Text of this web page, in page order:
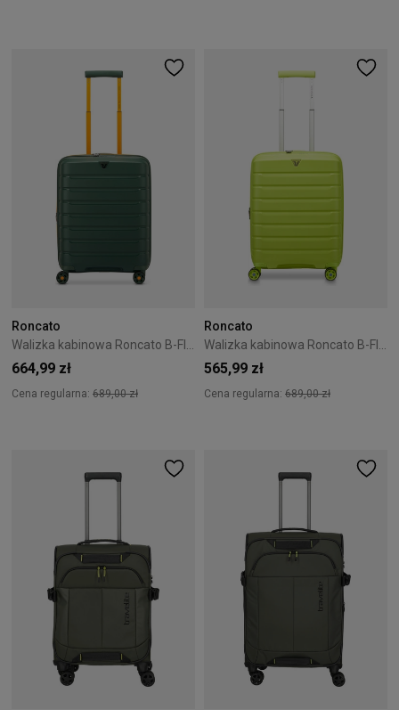
Roncato
664,99 zł
Cena regularna: 689,00 zł
Roncato
565,99 zł
Cena regularna: 689,00 zł